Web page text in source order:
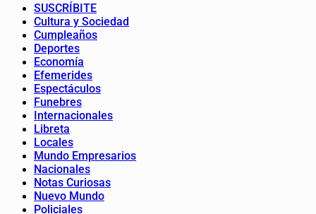
SUSCRÍBITE
Cultura y Sociedad
Cumpleaños
Deportes
Economía
Efemerides
Espectáculos
Funebres
Internacionales
Libreta
Locales
Mundo Empresarios
Nacionales
Notas Curiosas
Nuevo Mundo
Policiales